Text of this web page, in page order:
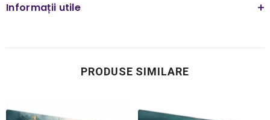
Informații utile
PRODUSE SIMILARE